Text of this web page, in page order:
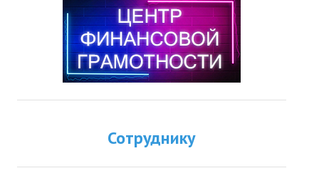
Сотруднику